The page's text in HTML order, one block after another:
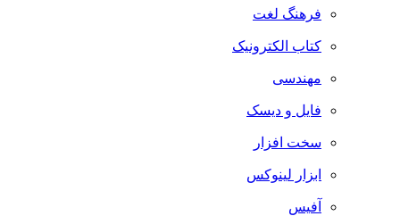
فرهنگ لغت
کتاب الکترونیک
مهندسی
فایل و دیسک
سخت افزار
ابزار لینوکس
آفیس